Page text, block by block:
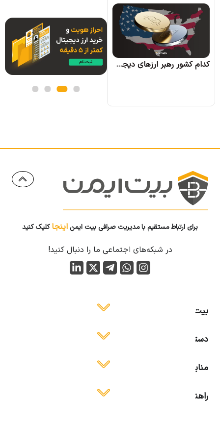
کدام کشور رهبر ارزهای دیجیتال خواهد شد؟
برای ارتباط مستقیم با مدیریت صرافی بیت ایمن اینجاکلیک کنید
در شبکه‌های اجتماعی ما را دنبال کنید!
بیت ایمن
دسترسی آسان
منابع آموزشی
راهنمای استفاده